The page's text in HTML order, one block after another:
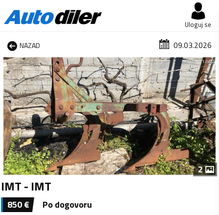
Uloguj se
NAZAD 09.03.2026
1 od 2
2
IMT - IMT
850€ Po dogovoru